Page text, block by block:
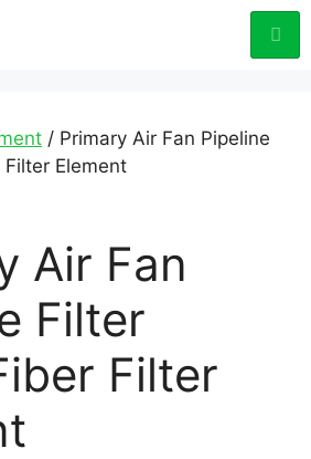
/ Primary Air Fan Pipeline
Element
Air Fan
Filter
Filter